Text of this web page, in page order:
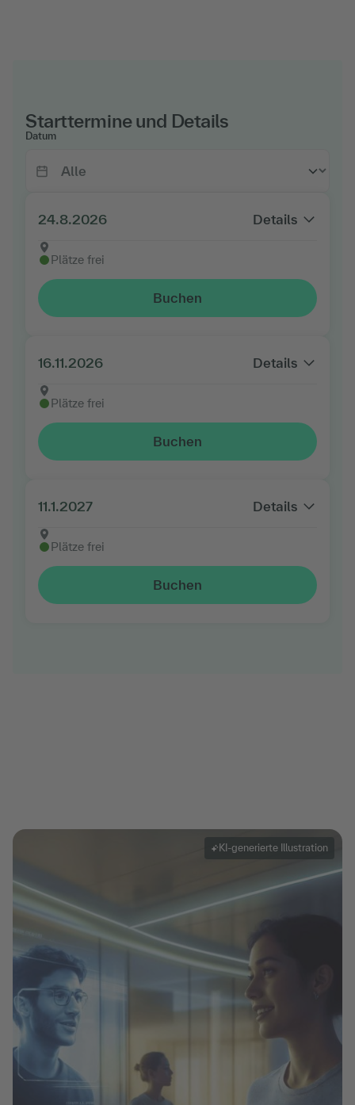
Starttermine und Details
Datum
24.8.2026 Details
Plätze frei
Buchen
16.11.2026 Details
Plätze frei
Buchen
11.1.2027 Details
Plätze frei
Buchen
KI-generierte Illustration